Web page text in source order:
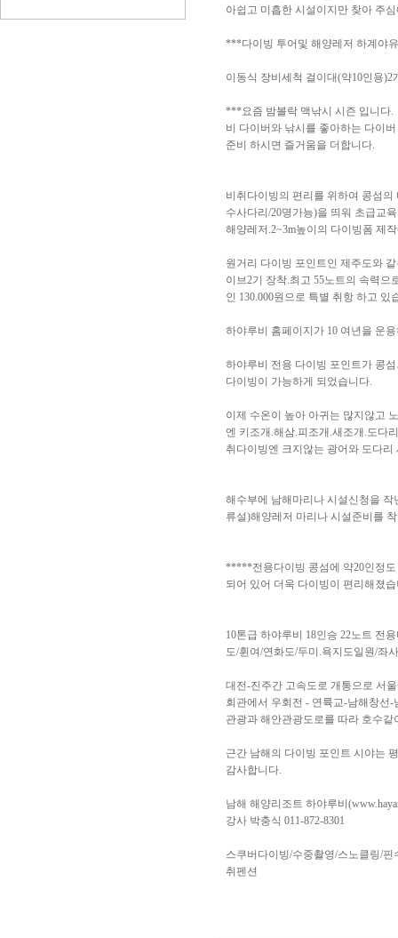
아쉽고 미흡한 시설이지만 찾아 주
***다이빙 투어및 해양레저 하계야
이동식 장비세척 걸이대(약10인용
***요즘 밤볼락 맥낚시 시즌 입니다.
비 다이버와 낚시를 좋아하는 다이
준비 하시면 즐거움을 더합니다.
비취다이빙의 편리를 위하여 콩섬
수사다리/20명가능)을 띄워 초급교
해양레저.2~3m높이의 다이빙폼 제
원거리 다이빙 포인트인 제주도와
이브2기 장착.최고 55노트의 속력
인 130.000원으로 특별 취항 하고
하야루비 홈페이지가 10 여년을 운
하야루비 전용 다이빙 포인트가 콩
다이빙이 가능하게 되었습니다.
이제 수온이 높아 아귀는 많지않고
엔 키조개.해삼.피조개.새조개.도다
취다이빙엔 크지않는 광어와 도다리
해수부에 남해마리나 시설신청을 작
류설)해양레저 마리나 시설준비를
*****전용다이빙 콩섬에 약20인정
되어 있어 더욱 다이빙이 편리해졌
10톤급 하야루비 18인승 22노트 전
도/휜여/연화도/두미.욕지도일원/좌
대전-진주간 고속도로 개통으로 서
회관에서 우회전 - 연륙교-남해창선
관광과 해안관광도로를 따라 호수
근간 남해의 다이빙 포인트 시야는
감사합니다.
남해 해양리조트 하야루비
강사 박충식 011-872-8301
스쿠버다이빙/수중촬영/스노클링/
취펜션